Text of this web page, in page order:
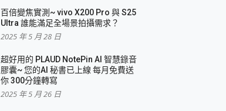
百倍變焦實測~ vivo X200 Pro 與 S25
Ultra 誰能滿足全場景拍攝需求？
2025 年 5 月 28 日
超好用的 PLAUD NotePin AI 智慧錄音
膠囊~ 您的AI 秘書已上線 每月免費送
你 300分鐘轉寫
2025 年 5 月 26 日